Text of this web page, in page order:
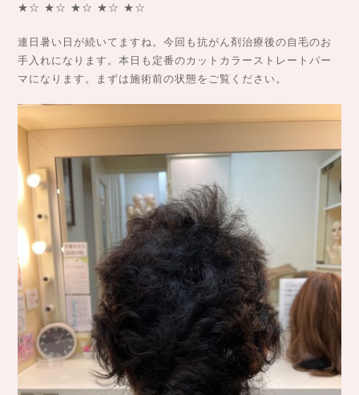
★☆ ★☆ ★☆ ★☆ ★☆
連日暑い日が続いてますね。今回も抗がん剤治療後の自毛のお
手入れになります。本日も定番のカットカラーストレートパー
マになります。まずは施術前の状態をご覧ください。